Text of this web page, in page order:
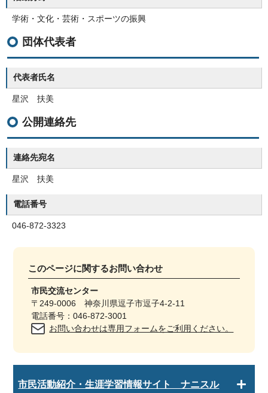
学術・文化・芸術・スポーツの振興
団体代表者
代表者氏名
星沢 扶美
公開連絡先
連絡先宛名
星沢 扶美
電話番号
046-872-3323
このページに関するお問い合わせ
市民交流センター
〒249-0006 神奈川県逗子市逗子4-2-11
電話番号：046-872-3001
お問い合わせは専用フォームをご利用ください。
市民活動紹介・生涯学習情報サイト ナニスル